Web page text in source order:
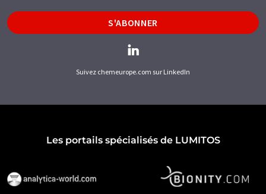
S'ABONNER
Suivez chemeurope.com sur LinkedIn
Les portails spécialisés de LUMITOS